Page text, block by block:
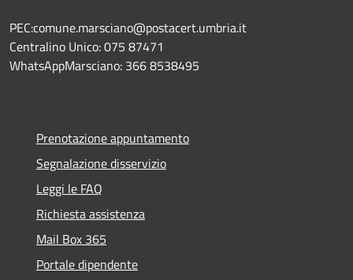
PEC:comune.marsciano@postacert.umbria.it
Centralino Unico: 075 87471
WhatsAppMarsciano: 366 8538495
Prenotazione appuntamento
Segnalazione disservizio
Leggi le FAQ
Richiesta assistenza
Mail Box 365
Portale dipendente